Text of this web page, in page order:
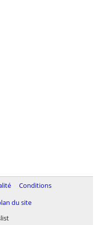
Conditions
du site